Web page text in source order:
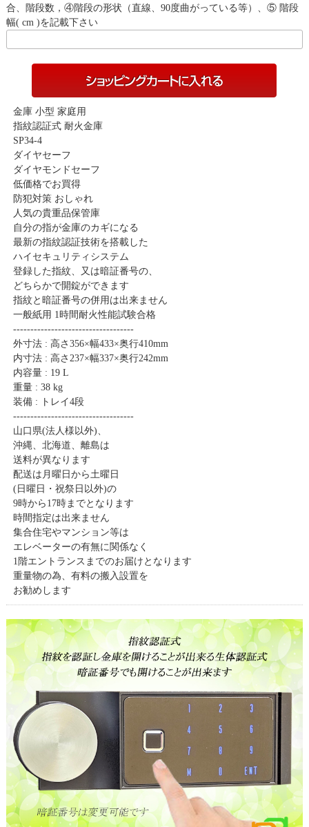
合、階段数，④階段の形状（直線、90度曲がっている等）、⑤ 階段
幅( cm )を記載下さい
金庫 小型 家庭用
指紋認証式 耐火金庫
SP34-4
ダイヤセーフ
ダイヤモンドセーフ
低価格でお買得
防犯対策 おしゃれ
人気の貴重品保管庫
自分の指が金庫のカギになる
最新の指紋認証技術を搭載した
ハイセキュリティシステム
登録した指紋、又は暗証番号の、
どちらかで開錠ができます
指紋と暗証番号の併用は出来ません
一般紙用 1時間耐火性能試験合格
-----------------------------------
外寸法 : 高さ356×幅433×奥行410mm
内寸法 : 高さ237×幅337×奥行242mm
内容量 : 19 L
重量 : 38 kg
装備 : トレイ4段
-----------------------------------
山口県(法人様以外)、
沖縄、北海道、離島は
送料が異なります
配送は月曜日から土曜日
(日曜日・祝祭日以外)の
9時から17時までとなります
時間指定は出来ません
集合住宅やマンション等は
エレベーターの有無に関係なく
1階エントランスまでのお届けとなります
重量物の為、有料の搬入設置を
お勧めします